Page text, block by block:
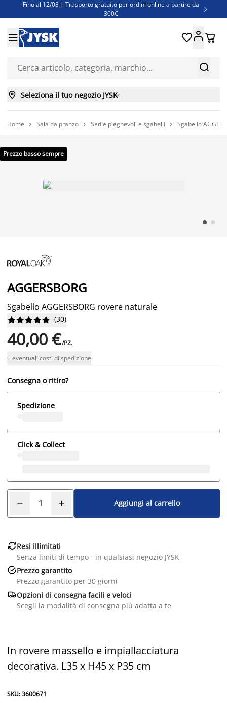
Fino al 12/08 | Trasporto gratuito per ordini online a partire da
300€

Super offerte d'estate | Oltre 1.500 articoli fino al 70%
Finanziamenti - Scegli il piano di rimborso più adatto a te


 
 Seleziona il tuo negozio JYSK
Home  Sala da pranzo  Sedie pieghevoli e sgabelli  Sgabello
Prezzo basso sempre
AGGERSBORG
Sgabello AGGERSBORG rovere naturale





 (30)
40,00 €/PZ.
+ eventuali costi di spedizione
Consegna o ritiro?
Spedizione
Click & Collect
Aggiungi al carrello
Resi illimitati
Senza limiti di tempo - in qualsiasi negozio JYSK
Prezzo garantito
Prezzo garantito per 30 giorni
Opzioni di consegna facili e veloci
Scegli la modalità di consegna più adatta a te
In rovere massello e impiallacciatura
decorativa. L35 x H45 x P35 cm
SKU: 3600671